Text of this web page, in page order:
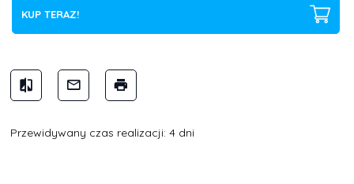
KUP TERAZ!
Przewidywany czas realizacji: 4 dni